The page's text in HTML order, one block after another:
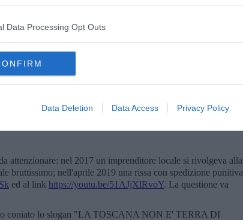
Data Processing Opt Outs
Data Deletion Data Access Privacy Policy
oltre ai sempre presenti gruppi italiani, della mafia
attenzione le acquisizioni commerciali a Firenze. Da nostre
merito al riciclaggio di denaro sporco.
speciale nel 2020. E' mai possibile che si ha paura ad
per i traffici internazionali di droga significa che è in parte
che lo usa per non mettere a rischio il proprio
attenzionare: nel 2017 un imprenditore locale si rivolgeva alla
bruttissimo; nell'aprile 2019 una rissa con spedizione punitiva
ed al link https://youtu.be/51AJjXlRvoY. La questione va
coniato lo slogan "LA TOSCANA NON E' TERRA DI